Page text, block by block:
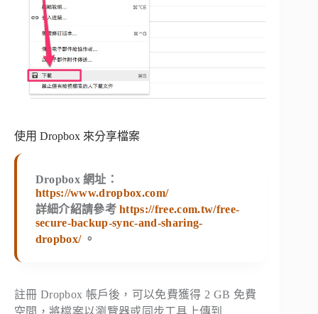
使用 Dropbox 來分享檔案
Dropbox 網址：
https://www.dropbox.com/
詳細介紹請參考https://free.com.tw/free-
secure-backup-sync-and-sharing-
dropbox/。
註冊 Dropbox 帳戶後，可以免費獲得 2 GB 免費